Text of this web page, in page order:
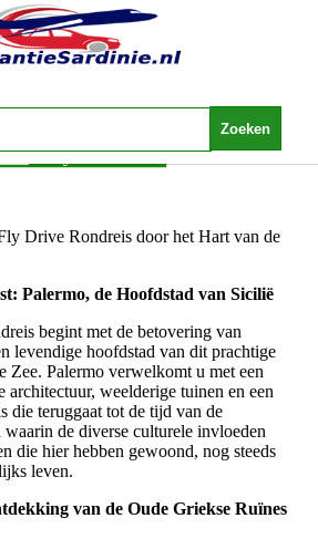
Drive Sicilie
>Fly Drive Sicilie
Drive Rondreis door het Hart van de
Palermo, de Hoofdstad van Sicilië
begint met de betovering van
levendige hoofdstad van dit prachtige
Zee. Palermo verwelkomt u met een
architectuur, weelderige tuinen en een
die teruggaat tot de tijd van de
waarin de diverse culturele invloeden
die hier hebben gewoond, nog steeds
leven.
van de Oude Griekse Ruïnes